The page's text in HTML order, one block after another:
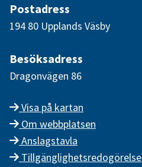
Postadress
194 80 Upplands Väsby
Besöksadress
Dragonvägen 86
Visa på kartan
Om webbplatsen
Anslagstavla
Tillgänglighetsredogörelse